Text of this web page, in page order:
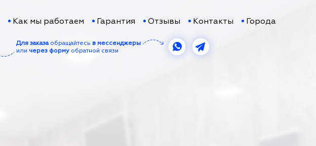
Как мы работаем Гарантия Отзывы Контакты Города
Для заказаобращайтесь в мессенджеры
или через форму обратной связи